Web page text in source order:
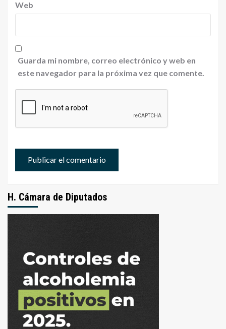
Web
Guarda mi nombre, correo electrónico y web en
este navegador para la próxima vez que comente.
H. Cámara de Diputados